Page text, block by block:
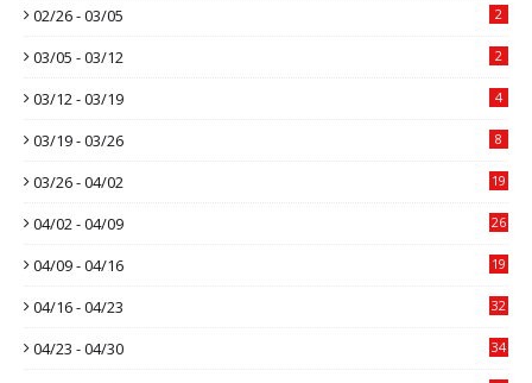
02/26 - 03/05 2
03/05 - 03/12 2
03/12 - 03/19 4
03/19 - 03/26 8
03/26 - 04/02 19
04/02 - 04/09 26
04/09 - 04/16 19
04/16 - 04/23 32
04/23 - 04/30 34